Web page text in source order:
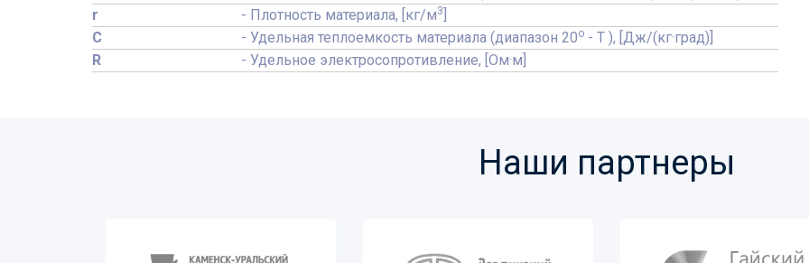
r
- Плотность материала, [кг/м3
C
- Удельная теплоемкость материала (диапазон 20o - T ), [Дж/(кг·град)]
R
- Удельное электросопротивление, [Ом·м]
Наши партнеры